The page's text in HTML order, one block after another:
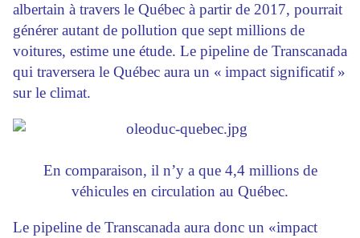
albertain à travers le Québec à partir de 2017, pourrait
générer autant de pollution que sept millions de
voitures, estime une étude. Le pipeline de Transcanada
qui traversera le Québec aura un « impact significatif »
sur le climat.
En comparaison, il n’y a que 4,4 millions de
véhicules en circulation au ­Québec.
Le pipeline de Transcanada aura donc un «impact